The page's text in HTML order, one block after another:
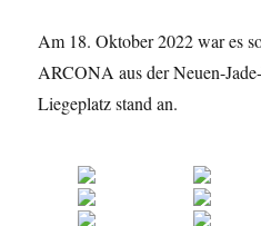
Am 18. Oktober 2022 war es
ARCONA aus der Neuen-
Liegeplatz stand an.